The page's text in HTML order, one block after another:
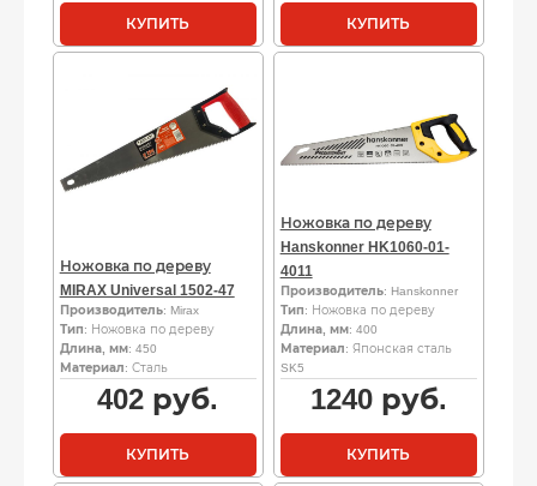
КУПИТЬ КУПИТЬ
Ножовка по дереву
MIRAX Universal 1502-47
Производитель: Mirax
Тип: Ножовка по дереву
Длина, мм: 450
Материал: Сталь
402 руб.
КУПИТЬ
Ножовка по дереву
Hanskonner HK1060-01-
4011
Производитель: Hanskonner
Тип: Ножовка по дереву
Длина, мм: 400
Материал: Японская сталь
SK5
1240руб.
КУПИТЬ